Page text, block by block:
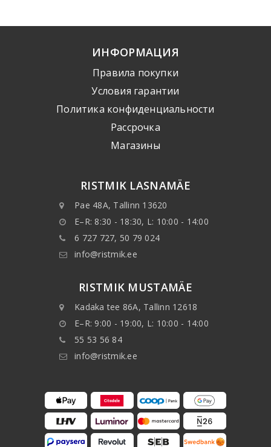
ИНФОРМАЦИЯ
Правила покупки
Условия гарантии
Политика конфиденциальности
Рассрочка
Mагазины
RISTMIK LASNAMÄE
Pae 48A, Tallinn 13620
E–R: 8:30 - 18:30, L: 10:00 - 14:00
6 727 727, 50 79 024
info@ristmik.ee
RISTMIK MUSTAMÄE
Kadaka tee 86A, Tallinn 12618
E–R: 9:00 - 19:00, L: 10:00 - 14:00
55 53 56 84
info@ristmik.ee